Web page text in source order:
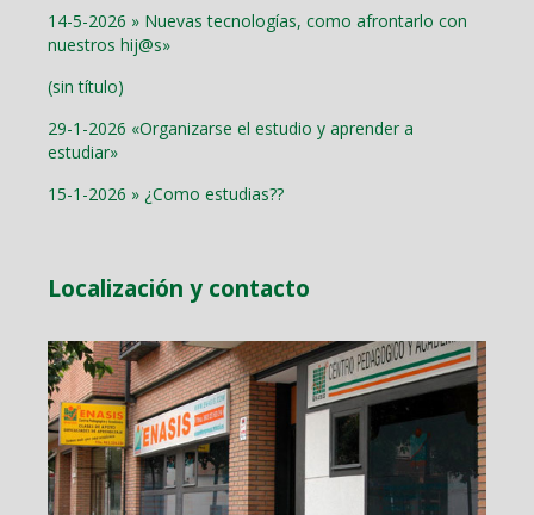
14-5-2026 » Nuevas tecnologías, como afrontarlo con
nuestros hij@s»
(sin título)
29-1-2026 «Organizarse el estudio y aprender a
estudiar»
15-1-2026 » ¿Como estudias??
Localización y contacto